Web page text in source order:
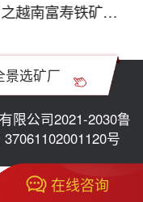
寿铁矿磁选生产线
景选矿厂
限公司2021-2030鲁
号
在线咨询